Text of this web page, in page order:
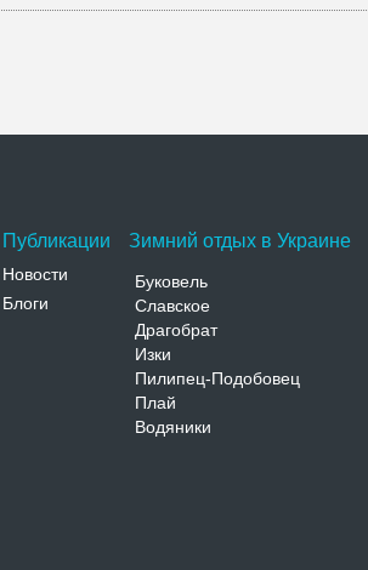
Публикации
Новости
Блоги
Зимний отдых в Украине
Буковель
Славское
Драгобрат
Изки
Пилипец-Подобовец
Плай
Водяники